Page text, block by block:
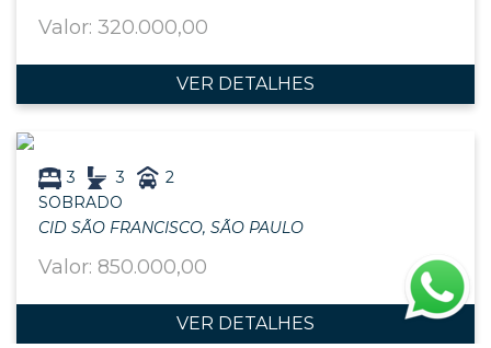
Valor: 320.000,00
VER DETALHES
3 3
2
SOBRADO
CID SÃO FRANCISCO, SÃO PAULO
Valor: 850.000,00
VER DETALHES